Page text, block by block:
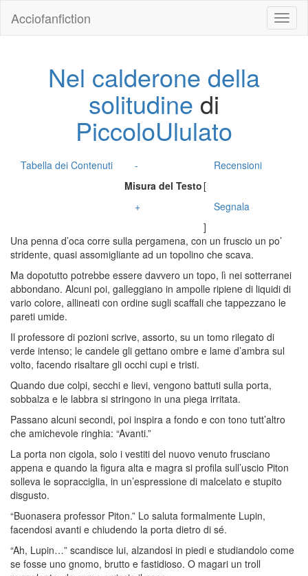
Acciofanfiction
Nel calderone della
solitudine di
PiccoloUlulato
Tabella dei Contenuti
-
Misura del Testo
+
Recensioni
[
Segnala
]
Una penna d’oca corre sulla pergamena, con un fruscio un po’
stridente, quasi assomigliante ad un topolino che scava.
Ma dopotutto potrebbe essere davvero un topo, lì nei sotterranei
abbondano. Alcuni poi, galleggiano in ampolle ripiene di liquidi di
vario colore, allineati con ordine sugli scaffali che tappezzano le
pareti umide.
Il professore di pozioni scrive, assorto, su un tomo rilegato di
verde intenso; le candele gli gettano ombre e lame d’ambra sul
volto, facendo risaltare gli occhi cupi e tristi.
Quando due colpi, secchi e lievi, vengono battuti sulla porta,
sobbalza e le labbra si stringono in una piega irritata.
Passano alcuni secondi, poi inspira a fondo e con tono tutt’altro
che amichevole ringhia: “Avanti.”
La porta non cigola, solo i vestiti del nuovo venuto frusciano
appena e quando la figura alta e magra si profila sull’uscio Piton
solleva le sopracciglia, in un’espressione di malcelato e stupito
disgusto.
“Buonasera professor Piton.” Lo saluta formalmente Lupin,
facendosi avanti e chiudendo la porta dietro di sé.
“Ah, Lupin…” scandisce lui, alzandosi in piedi e studiandolo come
se fosse uno gnomo, brutto e fastidioso. O magari un troll